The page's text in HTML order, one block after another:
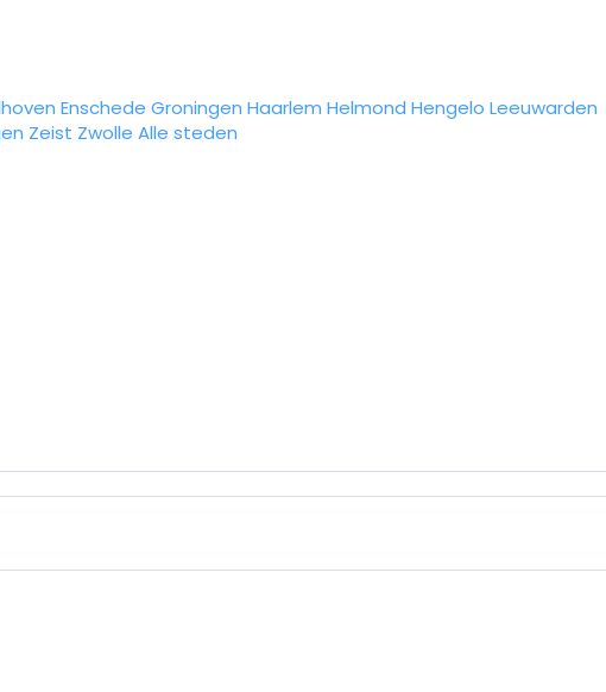
Enschede Groningen Haarlem Helmond Hengelo Leeuwarden
Zeist Zwolle Alle steden